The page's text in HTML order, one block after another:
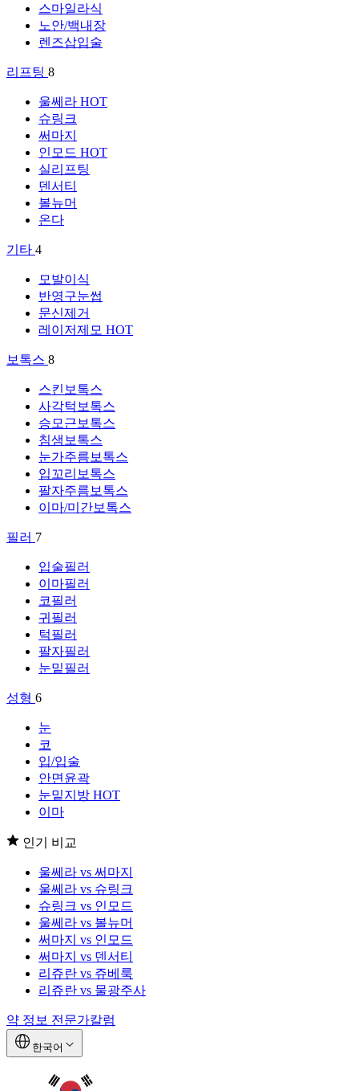
스마일라식
노안/백내장
렌즈삽입술
리프팅 8
울쎄라 HOT
슈링크
써마지
인모드 HOT
실리프팅
덴서티
볼뉴머
온다
기타 4
모발이식
반영구눈썹
문신제거
레이저제모 HOT
보톡스 8
스킨보톡스
사각턱보톡스
승모근보톡스
침샘보톡스
눈가주름보톡스
입꼬리보톡스
팔자주름보톡스
이마/미간보톡스
필러 7
입술필러
이마필러
코필러
귀필러
턱필러
팔자필러
눈밑필러
성형 6
눈
코
입/입술
안면윤곽
눈밑지방 HOT
이마
인기 비교
울쎄라 vs 써마지
울쎄라 vs 슈링크
슈링크 vs 인모드
울쎄라 vs 볼뉴머
써마지 vs 인모드
써마지 vs 덴서티
리쥬란 vs 쥬베룩
리쥬란 vs 물광주사
약 정보 전문가칼럼
한국어